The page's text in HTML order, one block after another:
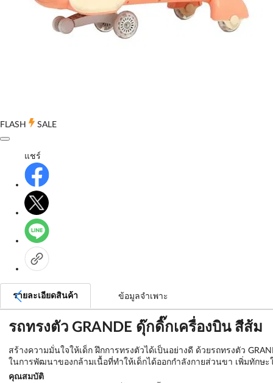
FLASH SALE
แชร์
รายละเอียดสินค้า ข้อมูลจำเพาะ
รถทรงตัว GRANDE ดุ๊กดิ๊กเครื่องบิน สีส้ม
สร้างความมั่นใจให้เด็ก ฝึกการทรงตัวได้เป็นอย่างดี ด้วยรถทรงตัว
ในการพัฒนาของกล้ามเนื้อที่ทำให้เด็กได้ออกกำลังกายส่วนขา เพิ่มทักษ
คุณสมบัติ